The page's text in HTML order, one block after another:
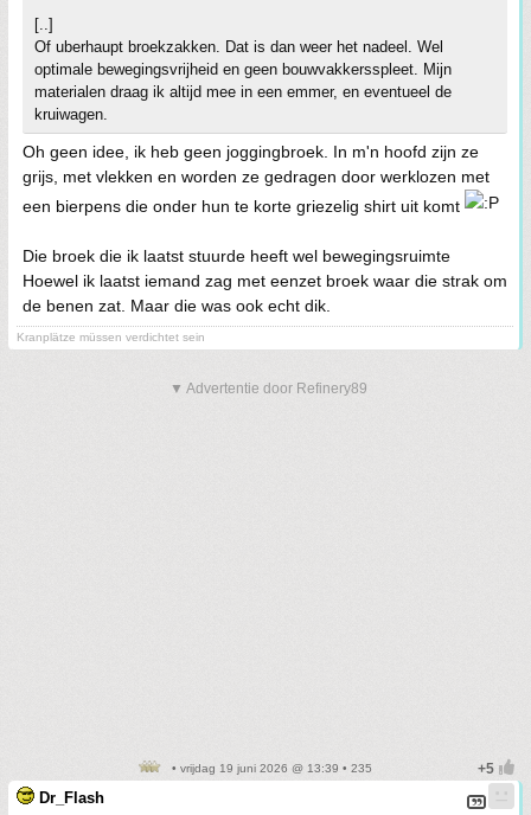
[..]
Of uberhaupt broekzakken. Dat is dan weer het nadeel. Wel
optimale bewegingsvrijheid en geen bouwvakkersspleet. Mijn
materialen draag ik altijd mee in een emmer, en eventueel de
kruiwagen.
Oh geen idee, ik heb geen joggingbroek. In m'n hoofd zijn ze
grijs, met vlekken en worden ze gedragen door werklozen met
een bierpens die onder hun te korte griezelig shirt uit komt
Die broek die ik laatst stuurde heeft wel bewegingsruimte
Hoewel ik laatst iemand zag met eenzet broek waar die strak om
de benen zat. Maar die was ook echt dik.
Kranplätze müssen verdichtet sein
▼ Advertentie door Refinery89
• vrijdag 19 juni 2026 @ 13:39 • 235
Dr_Flash